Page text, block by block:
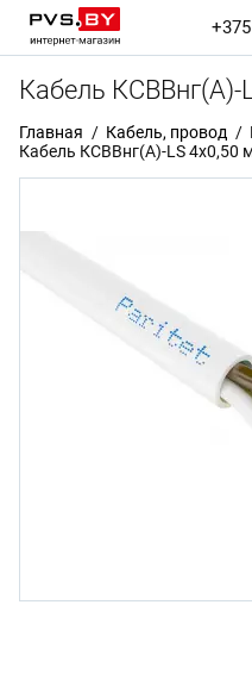
Кабель
Главная Кабель, провод
Кабель КСВВнг(А)-LS 4х0,50